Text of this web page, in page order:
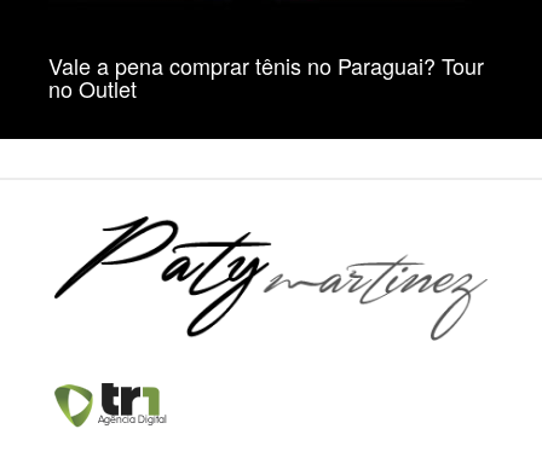
Vale a pena comprar tênis no Paraguai? Tour
no Outlet